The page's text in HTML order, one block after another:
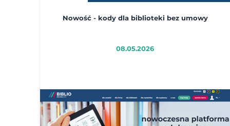
Nowość - kody dla biblioteki bez umowy
08.05.2026